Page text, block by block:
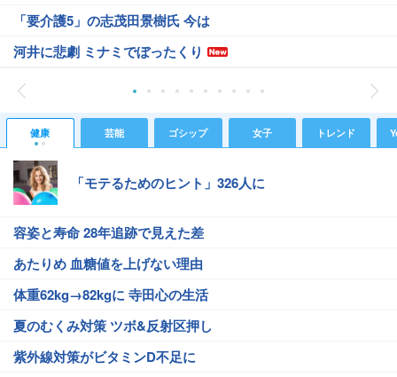
「要介護5」の志茂田景樹氏 今は
河井に悲劇 ミナミでぼったくり
健康 芸能 ゴシップ 女子 トレンド
「モテるためのヒント」326人に
容姿と寿命 28年追跡で見えた差
あたりめ 血糖値を上げない理由
体重62kg→82kgに 寺田心の生活
夏のむくみ対策 ツボ&反射区押し
紫外線対策がビタミンD不足に